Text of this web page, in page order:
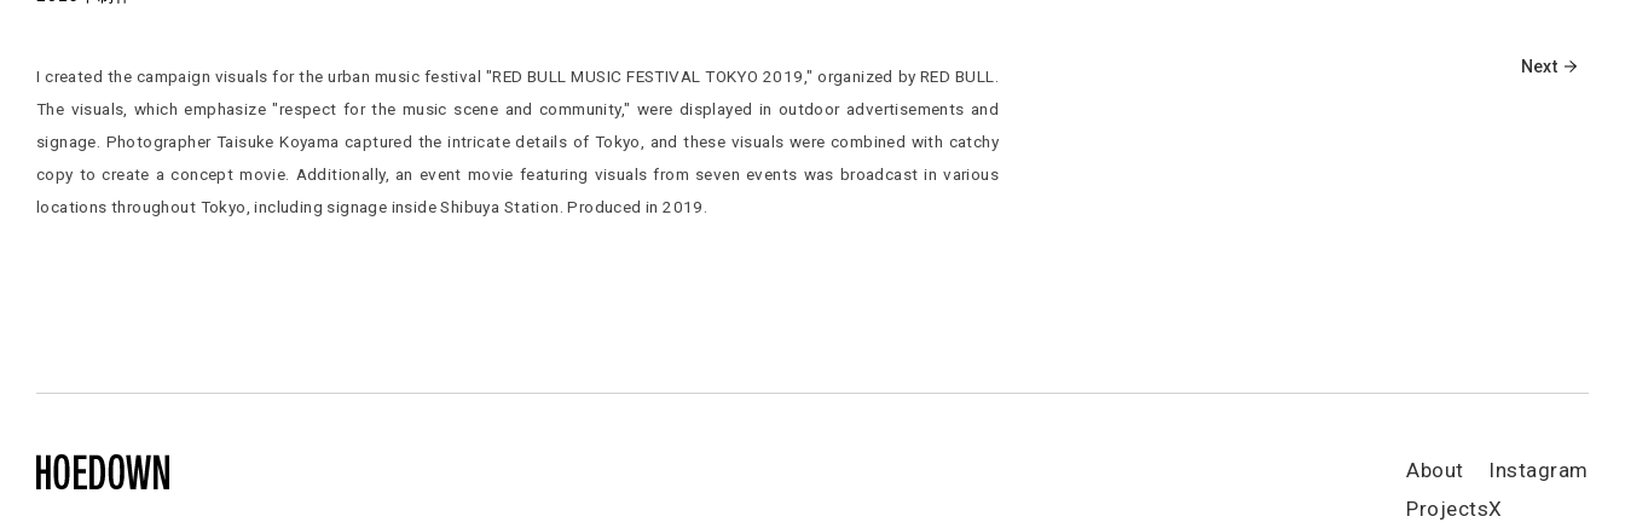
I created the campaign visuals for the urban music festival "RED BULL MUSIC FESTIVAL TOKYO 2019," organized by RED BULL.
The visuals, which emphasize "respect for the music scene and community," were displayed in outdoor advertisements and
signage. Photographer Taisuke Koyama captured the intricate details of Tokyo, and these visuals were combined with catchy
copy to create a concept movie. Additionally, an event movie featuring visuals from seven events was broadcast in various
locations throughout Tokyo, including signage inside Shibuya Station. Produced in 2019.
Next
About
Projects
Instagram
X